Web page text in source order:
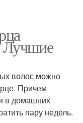
Лучшие
волос можно
Причем
в домашних
пару недель.